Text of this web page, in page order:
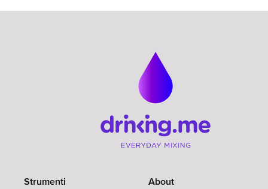
Strumenti About